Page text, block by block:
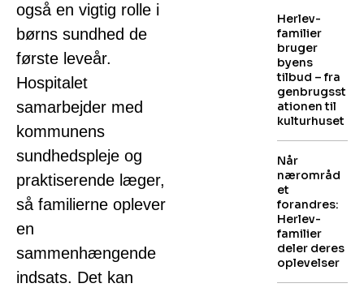
også en vigtig rolle i
børns sundhed de
første leveår.
Hospitalet
samarbejder med
kommunens
sundhedspleje og
praktiserende læger,
så familierne oplever
en
sammenhængende
indsats. Det kan
Herlev-
familier
bruger
byens
tilbud – fra
genbrugsst
ationen til
kulturhuset
Når
nærområd
et
forandres:
Herlev-
familier
deler deres
oplevelser